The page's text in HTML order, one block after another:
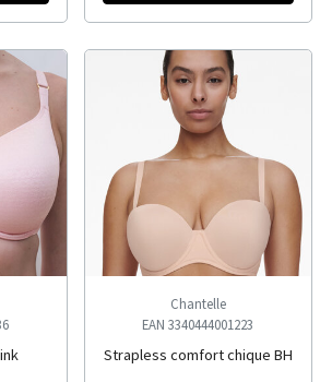
Chantelle
EAN 3340444001223
Strapless comfort chique BH